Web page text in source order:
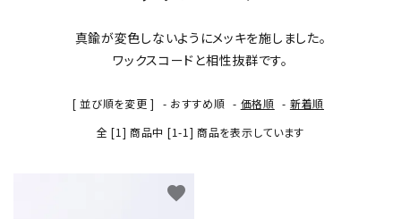
ようこそ ゲスト 様
カテゴリーから探す
真鍮が変色しないようにメッキを施しました。
ワックスコードと相性抜群です。
[ 並び順を変更 ] - おすすめ順 - 価格順 - 新着順
全 [1] 商品中 [1-1] 商品を表示しています
favorite